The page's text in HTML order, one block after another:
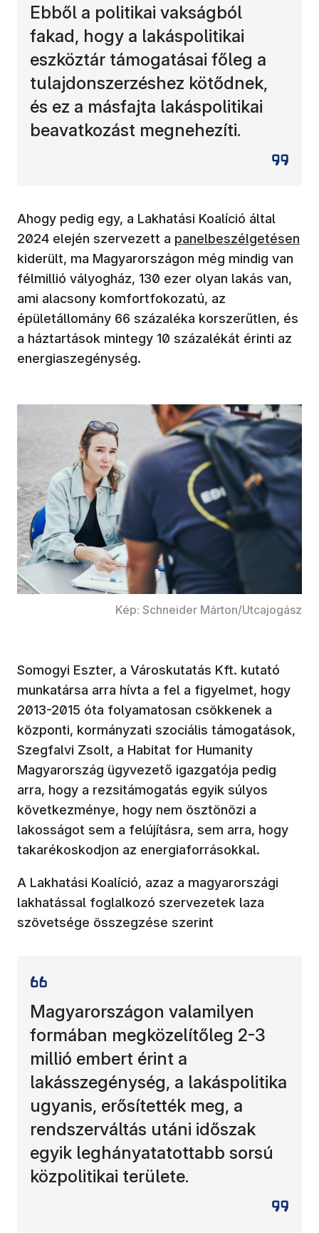
Ebből a politikai vakságból
fakad, hogy a lakáspolitikai
eszköztár támogatásai főleg a
tulajdonszerzéshez kötődnek,
és ez a másfajta lakáspolitikai
beavatkozást megnehezíti.
Ahogy pedig egy, a Lakhatási Koalíció által
2024 elején szervezett a (új ablakban nyílik meg)
panelbeszélgetésen
kiderült, ma Magyarországon még mindig van
félmillió vályogház, 130 ezer olyan lakás van,
ami alacsony komfortfokozatú, az
épületállomány 66 százaléka korszerűtlen, és
a háztartások mintegy 10 százalékát érinti az
energiaszegénység.
Kép: Schneider Márton/Utcajogász
Somogyi Eszter, a Városkutatás Kft. kutató
munkatársa arra hívta a fel a figyelmet, hogy
2013-2015 óta folyamatosan csökkenek a
központi, kormányzati szociális támogatások,
Szegfalvi Zsolt, a Habitat for Humanity
Magyarország ügyvezető igazgatója pedig
arra, hogy a rezsitámogatás egyik súlyos
következménye, hogy nem ösztönözi a
lakosságot sem a felújításra, sem arra, hogy
takarékoskodjon az energiaforrásokkal.
A Lakhatási Koalíció, azaz a magyarországi
lakhatással foglalkozó szervezetek laza
szövetsége összegzése szerint
Magyarországon valamilyen
formában megközelítőleg 2-3
millió embert érint a
lakásszegénység, a lakáspolitika
ugyanis, erősítették meg, a
rendszerváltás utáni időszak
egyik leghányatatottabb sorsú
közpolitikai területe.